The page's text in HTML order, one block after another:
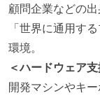
顧問企業などの
「世界に通用す
環境。
＜ハードウェア支
開発マシンやキ